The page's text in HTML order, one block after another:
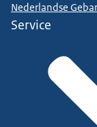
Nederlandse
Service